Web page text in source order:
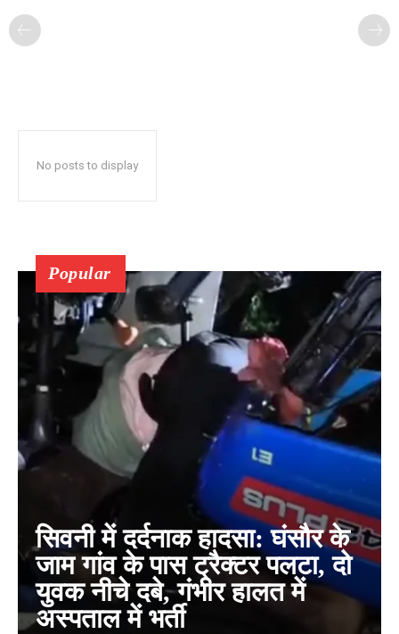
No posts to display
Popular
सिवनी में दर्दनाक हादसा: घंसौर के
जाम गांव के पास ट्रैक्टर पलटा, दो
युवक नीचे दबे, गंभीर हालत में
अस्पताल में भर्ती